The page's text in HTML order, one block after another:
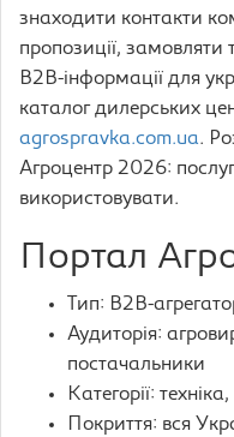
знаходити контакти
пропозиції,
B2B-інформації для
каталог дилерських
agrospravka.com.ua.
Агроцентр 2026:
використовувати.
Портал
Тип: B2B-
Аудиторія:
постачальники
Категорії:
Покриття: вся